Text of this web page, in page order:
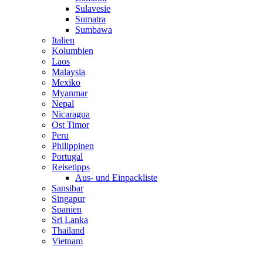
Sulavesie
Sumatra
Sumbawa
Italien
Kolumbien
Laos
Malaysia
Mexiko
Myanmar
Nepal
Nicaragua
Ost Timor
Peru
Philippinen
Portugal
Reisetipps
Aus- und Einpackliste
Sansibar
Singapur
Spanien
Sri Lanka
Thailand
Vietnam